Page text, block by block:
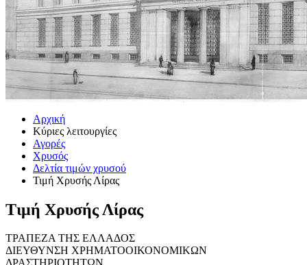
Αρχική
Κύριες λειτουργίες
Αγορές
Χρυσός
Δελτία τιμών χρυσού
Τιμή Χρυσής Λίρας
Τιμή Χρυσής Λίρας
ΤΡΑΠΕΖΑ ΤΗΣ ΕΛΛΑΔΟΣ
ΔΙΕΥΘΥΝΣΗ ΧΡΗΜΑΤΟΟΙΚΟΝΟΜΙΚΩΝ